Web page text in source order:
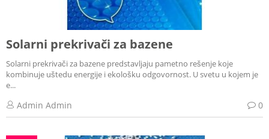
Solarni prekrivači za bazene
Solarni prekrivači za bazene predstavljaju pametno rešenje koje
kombinuje uštedu energije i ekološku odgovornost. U svetu u kojem je
e...
Admin Admin 0